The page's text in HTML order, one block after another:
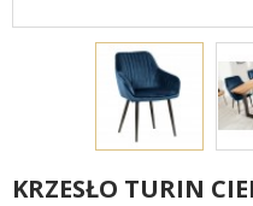
KRZESŁO TURIN